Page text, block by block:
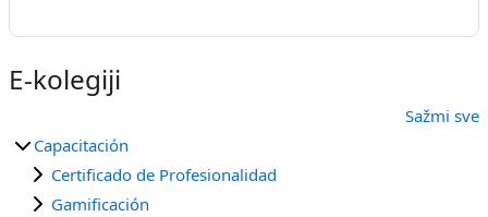
E-kolegiji
Sažmi sve
Capacitación
Certificado de Profesionalidad
Gamificación